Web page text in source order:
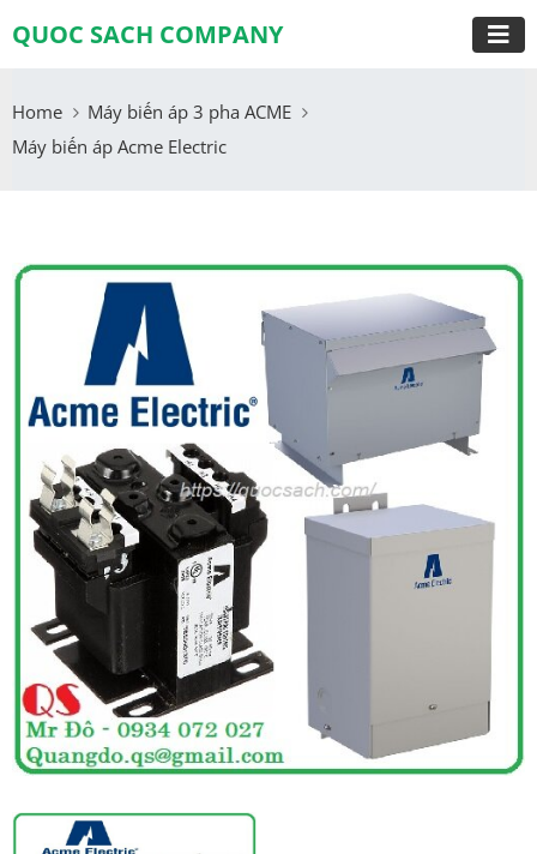
QUOC SACH COMPANY
Home
Máy biến áp 3 pha ACME
Máy biến áp Acme Electric